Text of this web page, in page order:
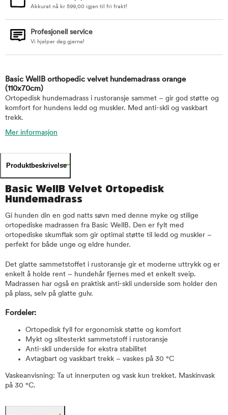
Akkurat nå kr 599,00 igjen til fri frakt!
Profesjonell service
Vi hjelper deg gjerne!
Basic WellB orthopedic velvet hundemadrass orange
(110x70cm)
Ortopedisk hundemadrass i rustoransje sammet – gir god støtte og
komfort for hundens ledd og muskler. Med anti-skli og vaskbart
trekk.
Mer informasjon
Produktbeskrivelse
Basic WellB Velvet Ortopedisk
Hundemadrass
Gi hunden din en god natts søvn med denne myke og stilige
ortopediske madrassen fra Basic WellB. Den er fylt med
ortopediske skumflak som gir optimal støtte til ledd og muskler –
perfekt for både unge og eldre hunder.
Det glatte sammetstoffet i rustoransje gir et moderne uttrykk og er
enkelt å holde rent – hundehår fjernes med et enkelt sveip.
Madrassen har også en praktisk anti-skli underside som holder den
på plass, selv på glatte gulv.
Fordeler:
Ortopedisk fyll for ergonomisk støtte og komfort
Mykt og slitesterkt sammetstoff i rustoransje
Anti-skli underside for ekstra stabilitet
Avtagbart og vaskbart trekk – vaskes på 30 °C
Vaskeanvisning: Ta ut innerputen og vask kun trekket. Maskinvask
på 30 °C.